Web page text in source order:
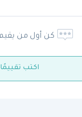
كن أول من
اكتب تقييمًا